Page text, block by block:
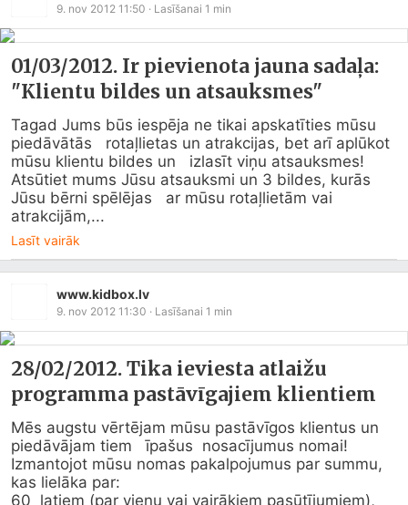
9. nov 2012 11:50 · Lasīšanai 1 min
01/03/2012. Ir pievienota jauna sadaļa:
"Klientu bildes un atsauksmes"
Tagad Jums būs iespēja ne tikai apskatīties mūsu
piedāvātās   rotaļlietas un atrakcijas, bet arī aplūkot
mūsu klientu bildes un   izlasīt viņu atsauksmes!
Atsūtiet mums Jūsu atsauksmi un 3 bildes, kurās
Jūsu bērni spēlējas   ar mūsu rotaļlietām vai
atrakcijām,...
Lasīt vairāk
www.kidbox.lv
9. nov 2012 11:30 · Lasīšanai 1 min
28/02/2012. Tika ieviesta atlaižu
programma pastāvīgajiem klientiem
Mēs augstu vērtējam mūsu pastāvīgos klientus un
piedāvājam tiem   īpašus  nosacījumus nomai!
Izmantojot mūsu nomas pakalpojumus par summu,
kas lielāka par:
60  latiem (par vienu vai vairākiem pasūtījumiem),